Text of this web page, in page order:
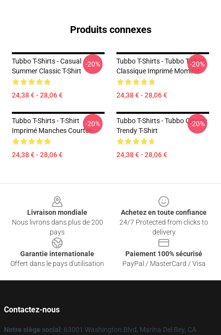
Produits connexes
Tubbo T-Shirts - Casual
Summer Classic T-Shirt
24,38 € - 28,06 €
-20%
Tubbo T-Shirts - Tubbo T-Shirt
Classique Imprimé Moment
24,38 € - 28,06 €
-20%
Tubbo T-Shirts - T-Shirt
Imprimé Manches Courtes
24,38 € - 28,06 €
-20%
Tubbo T-Shirts - Tubbo Classic
Trendy T-Shirt
24,38 € - 28,06 €
-20%
Livraison mondiale
Nous livrons dans plus de 200
pays
Achetez en toute confiance
24/7 Protected from clicks to
delivery
Garantie internationale
Offert dans le pays d'utilisation
Paiement 100% sécurisé
PayPal / MasterCard / Visa
Contactez-nous
Notre siège social : 63001 Washington Blvd, Marina Del Rey, CA